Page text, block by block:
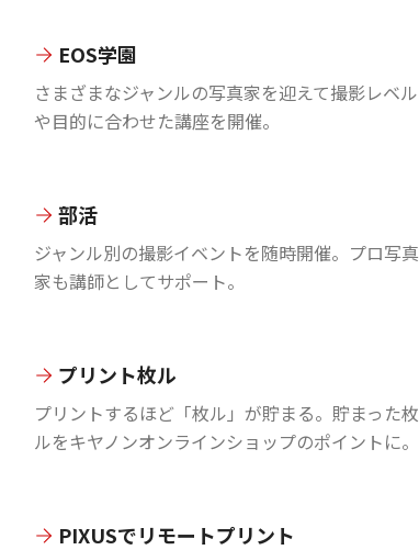
EOS学園
さまざまなジャンルの写真家を迎えて撮影レベル
や目的に合わせた講座を開催。
部活
ジャンル別の撮影イベントを随時開催。プロ写真
家も講師としてサポート。
プリント枚ル
プリントするほど「枚ル」が貯まる。貯まった枚
ルをキヤノンオンラインショップのポイントに。
PIXUSでリモートプリント